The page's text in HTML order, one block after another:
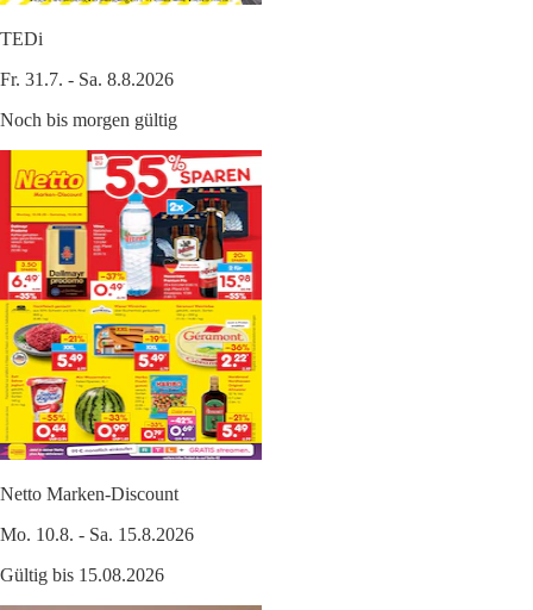
TEDi
Fr. 31.7. - Sa. 8.8.2026
Noch bis morgen gültig
Netto Marken-Discount
Mo. 10.8. - Sa. 15.8.2026
Gültig bis 15.08.2026